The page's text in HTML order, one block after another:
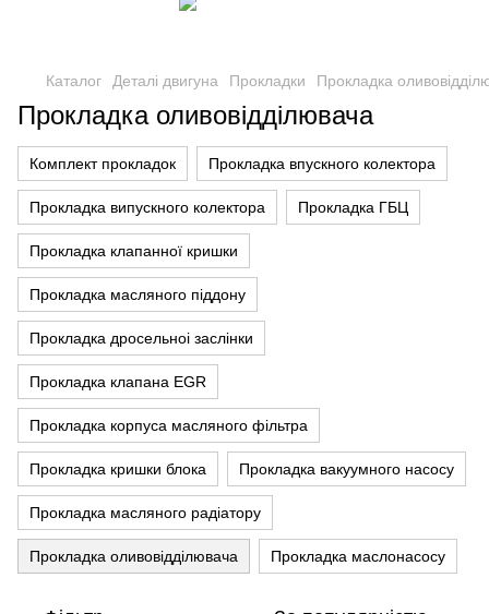
Каталог Деталі двигуна Прокладки Прокладка
Прокладка оливовідділювача
Комплект прокладок Прокладка впускного колектора
Прокладка випускного колектора Прокладка ГБЦ
Прокладка клапанної кришки
Прокладка масляного піддону
Прокладка дросельноі заслінки
Прокладка клапана EGR
Прокладка корпуса масляного фільтра
Прокладка кришки блока Прокладка вакуумного насосу
Прокладка масляного радіатору
Прокладка оливовідділювача Прокладка маслонасосу